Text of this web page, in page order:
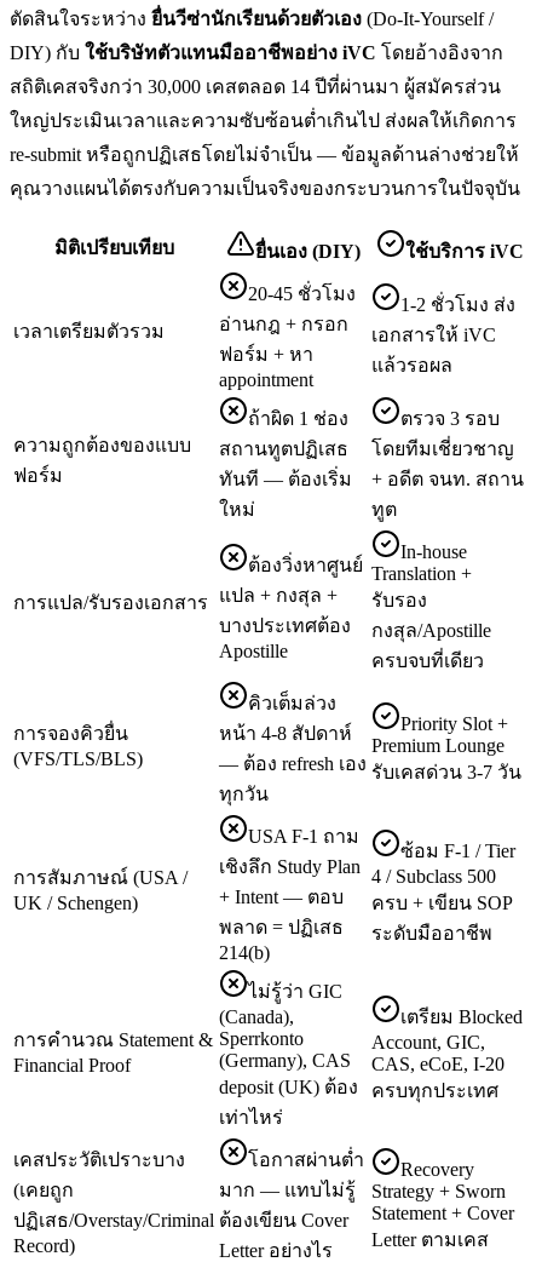
ตัดสินใจระหว่าง ยื่นวีซ่านักเรียนด้วยตัวเอง (Do-It-Yourself /
DIY) กับ ใช้บริษัทตัวแทนมืออาชีพอย่าง iVC โดยอ้างอิงจาก
สถิติเคสจริงกว่า 30,000 เคสตลอด 14 ปีที่ผ่านมา ผู้สมัครส่วน
ใหญ่ประเมินเวลาและความซับซ้อนต่ำเกินไป ส่งผลให้เกิดการ
re-submit หรือถูกปฏิเสธโดยไม่จำเป็น — ข้อมูลด้านล่างช่วยให้
คุณวางแผนได้ตรงกับความเป็นจริงของกระบวนการในปัจจุบัน
มิติเปรียบเทียบ ยื่นเอง (DIY) ใช้บริการ iVC
เวลาเตรียมตัวรวม
20-45 ชั่วโมง
อ่านกฎ + กรอก
ฟอร์ม + หา
appointment
1-2 ชั่วโมง ส่ง
เอกสารให้ iVC
แล้วรอผล
ความถูกต้องของแบบ
ฟอร์ม
ถ้าผิด 1 ช่อง
สถานทูตปฏิเสธ
ทันที — ต้องเริ่ม
ใหม่
ตรวจ 3 รอบ
โดยทีมเชี่ยวชาญ
+ อดีต จนท. สถาน
ทูต
การแปล/รับรองเอกสาร
ต้องวิ่งหาศูนย์
แปล + กงสุล +
บางประเทศต้อง
Apostille
In-house
Translation +
รับรอง
กงสุล/Apostille
ครบจบที่เดียว
การจองคิวยื่น
(VFS/TLS/BLS)
คิวเต็มล่วง
หน้า 4-8 สัปดาห์
— ต้อง refresh เอง
ทุกวัน
Priority Slot +
Premium Lounge
รับเคสด่วน 3-7 วัน
การสัมภาษณ์ (USA /
UK / Schengen)
USA F-1 ถาม
เชิงลึก Study Plan
+ Intent — ตอบ
พลาด = ปฏิเสธ
214(b)
ซ้อม F-1 / Tier
4 / Subclass 500
ครบ + เขียน SOP
ระดับมืออาชีพ
การคำนวณ Statement &
Financial Proof
ไม่รู้ว่า GIC
(Canada),
Sperrkonto
(Germany), CAS
deposit (UK) ต้อง
เท่าไหร่
เตรียม Blocked
Account, GIC,
CAS, eCoE, I-20
ครบทุกประเทศ
เคสประวัติเปราะบาง
(เคยถูก
ปฏิเสธ/Overstay/Criminal
Record)
โอกาสผ่านต่ำ
มาก — แทบไม่รู้
ต้องเขียน Cover
Letter อย่างไร
Recovery
Strategy + Sworn
Statement + Cover
Letter ตามเคส